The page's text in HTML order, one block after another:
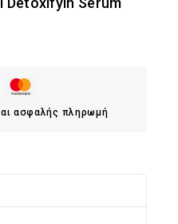
ασφαλής πληρωμή